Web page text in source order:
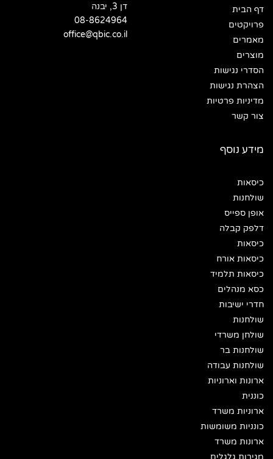
דף הבית
פרויקטים
מאמרים
מוצרים
הסדרי נגישות
הצהרת נגישות
מדיניות פרטיות
צור קשר
מידע נוסף
כיסאות
שולחנות
אופן ספייס
דלפק קבלה
כיסאות
כיסאות אורח
כיסאות תלמיד
כסא מנהלים
חדרי ישיבות
שולחנות
שולחן משרדי
שולחנות בר
שולחנות עבודה
ארונות וארוניות
כוננית
ארוניות משרד
כונניות משומשות
ארונות משרד
מגירות גלגלים
דן 3, יבנה
08-8624964
office@qbic.co.il